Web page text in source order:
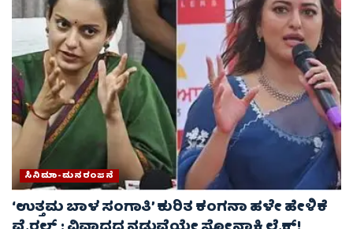
ಸಿನಿಮಾ-ಮನರಂಜನೆ
‘ಉತ್ತಮ ಬಾಳ ಸಂಗಾತಿ’ ಕುರಿತ ಕಂಗನಾ ಹಳೇ ಹೇಳಿಕೆ